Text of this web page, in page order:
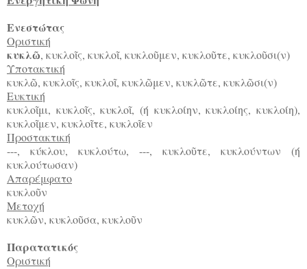
Ενεστώτας
Οριστική
κυκλῶ, κυκλοῖς, κυκλοῖ, κυκλοῦμεν, κυκλοῦτε, κυκλοῦσι(ν)
Υποτακτική
κυκλῶ, κυκλοῖς, κυκλοῖ, κυκλῶμεν, κυκλῶτε, κυκλῶσι(ν)
Ευκτική
κυκλοῖμι, κυκλοῖς, κυκλοῖ, (ή κυκλοίην, κυκλοίης, κυκλοίη),
κυκλοῖμεν, κυκλοῖτε, κυκλοῖεν
Προστακτική
---, κύκλου, κυκλούτω, ---, κυκλοῦτε, κυκλούντων (ή
κυκλούτωσαν)
Απαρέμφατο
κυκλοῦν
Μετοχή
κυκλῶν, κυκλοῦσα, κυκλοῦν
Παρατατικός
Οριστική